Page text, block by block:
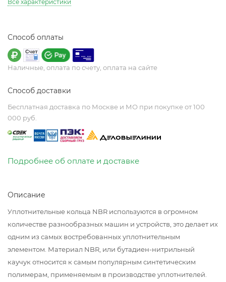
Все характеристики
Способ оплаты
Наличные, оплата по счету, оплата на сайте
Способ доставки
Бесплатная доставка по Москве и МО при покупке от 100
000 руб.
Подробнее об оплате и доставке
Описание
Уплотнительные кольца NBR используются в огромном
количестве разнообразных машин и устройств, это делает их
одним из самых востребованных уплотнительным
элементом. Материал NBR, или бутадиен-нитрильный
каучук относится к самым популярным синтетическим
полимерам, применяемым в производстве уплотнителей.